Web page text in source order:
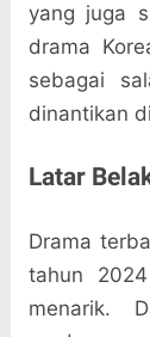
yang juga
drama
sebagai
dinantikan
Latar
Drama
tahun
menarik.